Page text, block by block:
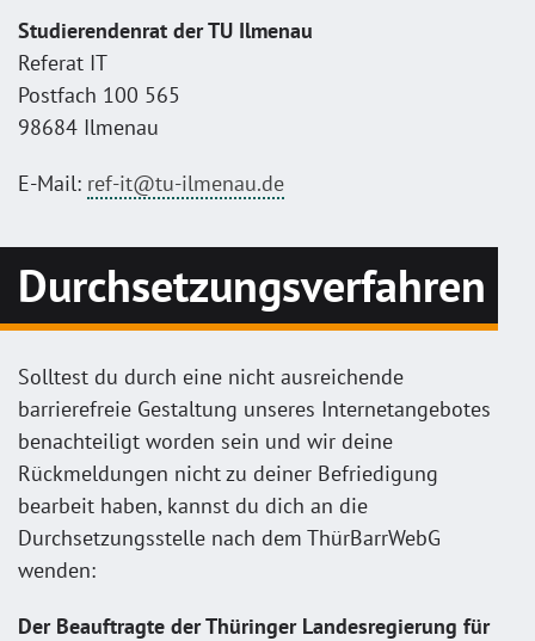
Studierendenrat der TU Ilmenau
Referat IT
Postfach 100 565
98684 Ilmenau
E-Mail: ref-it@tu-ilmenau.de
Durchsetzungsverfahren
Solltest du durch eine nicht ausreichende
barrierefreie Gestaltung unseres Internetangebotes
benachteiligt worden sein und wir deine
Rückmeldungen nicht zu deiner Befriedigung
bearbeit haben, kannst du dich an die
Durchsetzungsstelle nach dem ThürBarrWebG
wenden:
Der Beauftragte der Thüringer Landesregierung für